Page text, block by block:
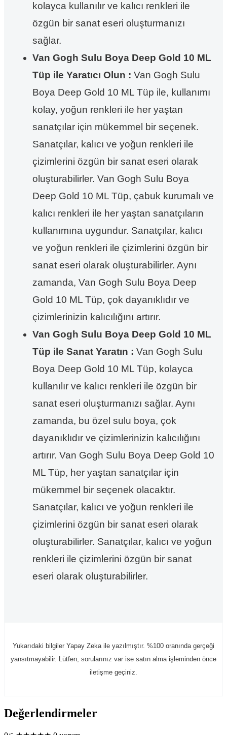
kolayca kullanılır ve kalıcı renkleri ile
özgün bir sanat eseri oluşturmanızı
sağlar.
Van Gogh Sulu Boya Deep Gold 10 ML
Tüp ile Yaratıcı Olun : Van Gogh Sulu
Boya Deep Gold 10 ML Tüp ile, kullanımı
kolay, yoğun renkleri ile her yaştan
sanatçılar için mükemmel bir seçenek.
Sanatçılar, kalıcı ve yoğun renkleri ile
çizimlerini özgün bir sanat eseri olarak
oluşturabilirler. Van Gogh Sulu Boya
Deep Gold 10 ML Tüp, çabuk kurumalı ve
kalıcı renkleri ile her yaştan sanatçıların
kullanımına uygundur. Sanatçılar, kalıcı
ve yoğun renkleri ile çizimlerini özgün bir
sanat eseri olarak oluşturabilirler. Aynı
zamanda, Van Gogh Sulu Boya Deep
Gold 10 ML Tüp, çok dayanıklıdır ve
çizimlerinizin kalıcılığını artırır.
Van Gogh Sulu Boya Deep Gold 10 ML
Tüp ile Sanat Yaratın : Van Gogh Sulu
Boya Deep Gold 10 ML Tüp, kolayca
kullanılır ve kalıcı renkleri ile özgün bir
sanat eseri oluşturmanızı sağlar. Aynı
zamanda, bu özel sulu boya, çok
dayanıklıdır ve çizimlerinizin kalıcılığını
artırır. Van Gogh Sulu Boya Deep Gold 10
ML Tüp, her yaştan sanatçılar için
mükemmel bir seçenek olacaktır.
Sanatçılar, kalıcı ve yoğun renkleri ile
çizimlerini özgün bir sanat eseri olarak
oluşturabilirler. Sanatçılar, kalıcı ve yoğun
renkleri ile çizimlerini özgün bir sanat
eseri olarak oluşturabilirler.
Yukarıdaki bilgiler Yapay Zeka ile yazılmıştır. %100 oranında gerçeği
yansıtmayabilir. Lütfen, sorularınız var ise satın alma işleminden önce
iletişme geçiniz.
Değerlendirmeler